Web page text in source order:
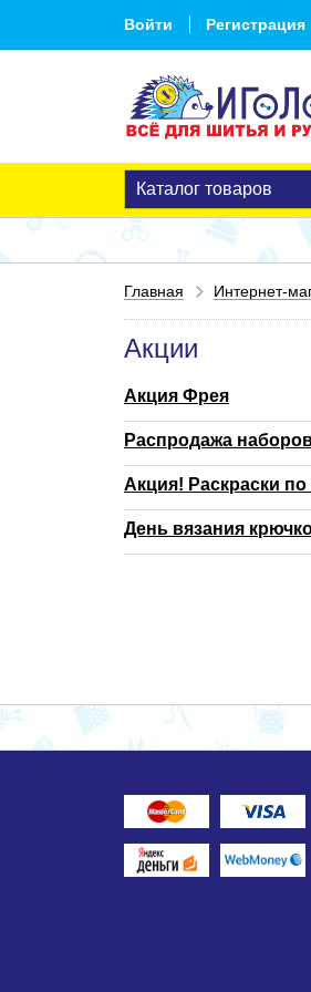
Войти Регистрация
Каталог товаров
Главная Интернет-
Акции
Акция Фрея
Распродажа
Акция! Раскраски
День вязания